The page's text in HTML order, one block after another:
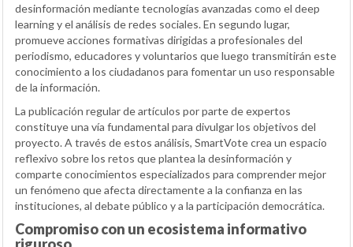
desinformación mediante tecnologías avanzadas como el deep
learning y el análisis de redes sociales. En segundo lugar,
promueve acciones formativas dirigidas a profesionales del
periodismo, educadores y voluntarios que luego transmitirán este
conocimiento a los ciudadanos para fomentar un uso responsable
de la información.
La publicación regular de artículos por parte de expertos
constituye una vía fundamental para divulgar los objetivos del
proyecto. A través de estos análisis, SmartVote crea un espacio
reflexivo sobre los retos que plantea la desinformación y
comparte conocimientos especializados para comprender mejor
un fenómeno que afecta directamente a la confianza en las
instituciones, al debate público y a la participación democrática.
Compromiso con un ecosistema informativo